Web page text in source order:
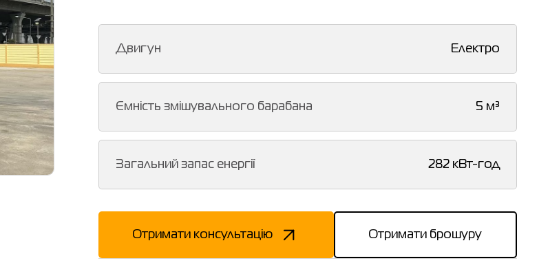
Двигун Електро
Ємність змішувального барабана 5 м³
Загальний запас енергії 282 кВт-год
Отримати консультацію Отримати брошуру